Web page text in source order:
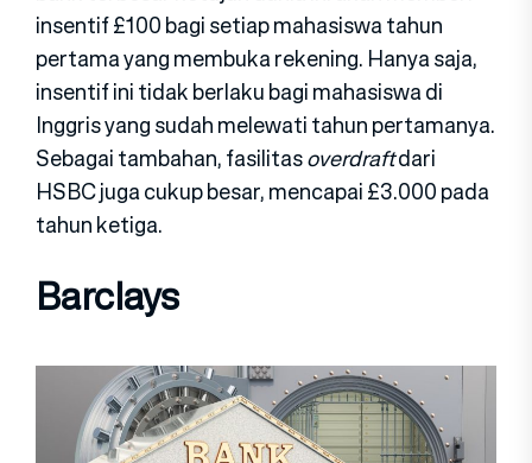
insentif £100 bagi setiap mahasiswa tahun
pertama yang membuka rekening. Hanya saja,
insentif ini tidak berlaku bagi mahasiswa di
Inggris yang sudah melewati tahun pertamanya.
Sebagai tambahan, fasilitasoverdraftdari
HSBC juga cukup besar, mencapai £3.000 pada
tahun ketiga.
Barclays